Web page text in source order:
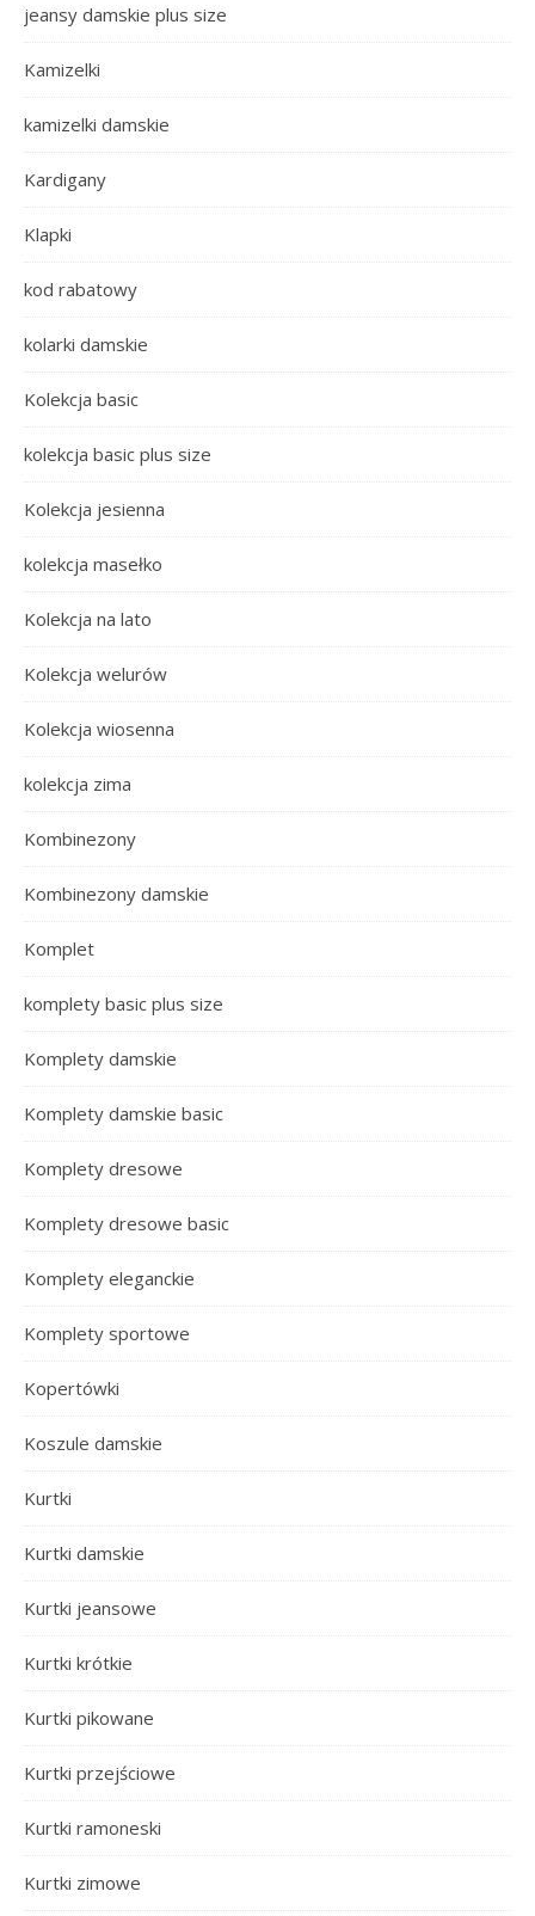
jeansy damskie plus size
Kamizelki
kamizelki damskie
Kardigany
Klapki
kod rabatowy
kolarki damskie
Kolekcja basic
kolekcja basic plus size
Kolekcja jesienna
kolekcja masełko
Kolekcja na lato
Kolekcja welurów
Kolekcja wiosenna
kolekcja zima
Kombinezony
Kombinezony damskie
Komplet
komplety basic plus size
Komplety damskie
Komplety damskie basic
Komplety dresowe
Komplety dresowe basic
Komplety eleganckie
Komplety sportowe
Kopertówki
Koszule damskie
Kurtki
Kurtki damskie
Kurtki jeansowe
Kurtki krótkie
Kurtki pikowane
Kurtki przejściowe
Kurtki ramoneski
Kurtki zimowe